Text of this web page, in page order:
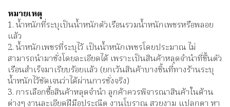
หมายเหตุ
1. น้ำหนักที่ระบุเป็นน้ำหนักตัวเรือนรวมน้ำหนักเพชรหรือพลอย
แล้ว
2. น้ำหนักเพชรที่ระบุไว้ เป็นน้ำหนักเพชรโดยประมาณ ไม่
สามารถนำมาชั่งโดยละเอียดได้ เพราะเป็นสินค้าหลุดจำนำที่ขึ้นตัว
เรือนสำเร็จมาเรียบร้อยแล้ว (ยกเว้นสินค้าบางชิ้นที่ทางร้านระบุ
น้ำหนักไว้ชัดเจนว่าได้ผ่านการชั่งจริง)
3. การเลือกซื้อสินค้าหลุดจำนำ ลูกค้าควรพิจารณาสินค้าในด้าน
ต่างๆ งานละเอียดฝีมือประณีต งานโบราณ สวยงาม แปลกตา หา